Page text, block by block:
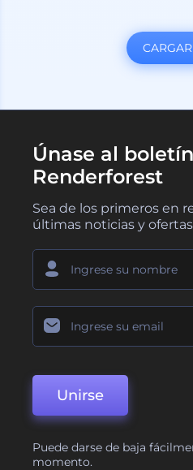
Únase al
Renderforest
Sea de los primeros en
últimas noticias y ofertas
Unirse
Puede darse de baja
momento.